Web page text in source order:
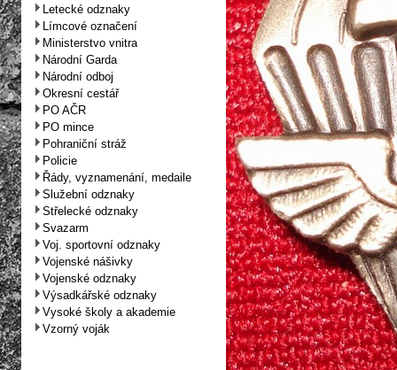
Letecké odznaky
Límcové označení
Ministerstvo vnitra
Národní Garda
Národní odboj
Okresní cestář
PO AČR
PO mince
Pohraniční stráž
Policie
Řády, vyznamenání, medaile
Služební odznaky
Střelecké odznaky
Svazarm
Voj. sportovní odznaky
Vojenské nášivky
Vojenské odznaky
Výsadkářské odznaky
Vysoké školy a akademie
Vzorný voják